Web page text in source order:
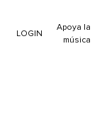
LOGIN
Apoya la
música